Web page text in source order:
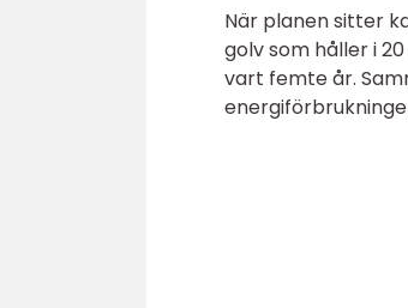
När planen sitter
golv som håller i
vart femte år.